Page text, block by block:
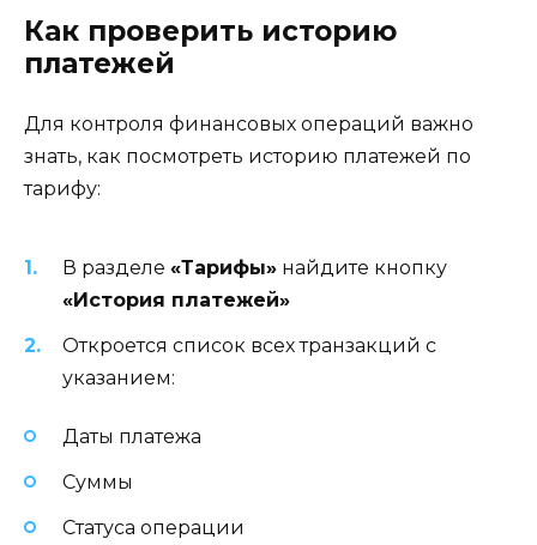
Как проверить историю
платежей
Для контроля финансовых операций важно
знать, как посмотреть историю платежей по
тарифу:
В разделе «Тарифы» найдите кнопку
«История платежей»
Откроется список всех транзакций с
указанием:
Даты платежа
Суммы
Статуса операции